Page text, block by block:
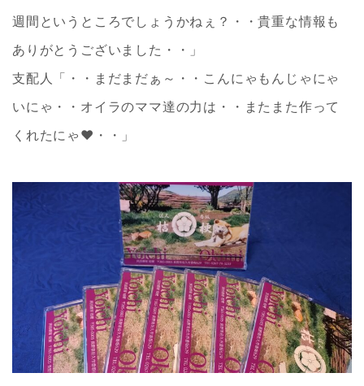
週間というところでしょうかねぇ？・・貴重な情報も
ありがとうございました・・」
支配人「・・まだまだぁ～・・こんにゃもんじゃにゃ
いにゃ・・オイラのママ達の力は・・またまた作って
くれたにゃ❤・・」